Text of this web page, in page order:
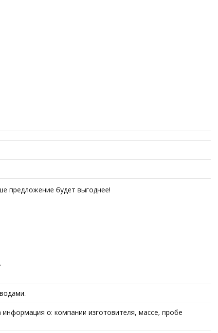
предложение будет выгоднее!
о: компании изготовителя, массе, пробе